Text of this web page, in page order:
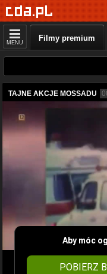
MENU Filmy premium
TAJNE AKCJE MOSSADU
Aby móc
POBIERZ